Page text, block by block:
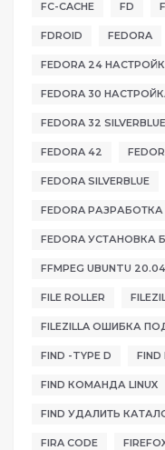
FC-CACHE FD
FDROID FEDORA
FEDORA 24
FEDORA 30
FEDORA 32 SILVERBLUE
FEDORA 42
FEDORA SILVERBLUE
FEDORA РАЗРАБОТКА
FEDORA УСТАНОВКА
FFMPEG UBUNTU 20.04
FILE ROLLER
FILEZILLA ОШИБКА
FIND -TYPE D FIND
FIND КОМАНДА LINUX
FIND УДАЛИТЬ
FIRA CODE